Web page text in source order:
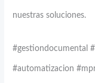
nuestras soluciones.
#gestiondocumental
#automatizacion